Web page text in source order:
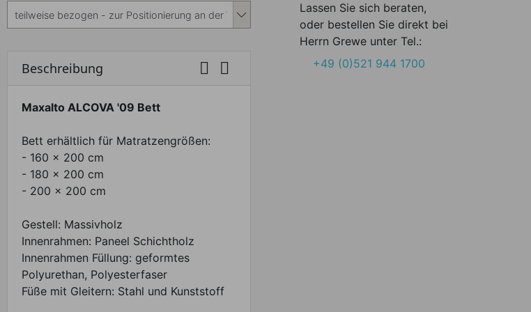
Beschreibung  
Maxalto ALCOVA '09 Bett
Bett erhältlich für Matratzengrößen:
- 160 x 200 cm
- 180 x 200 cm
- 200 x 200 cm
Gestell: Massivholz
Innenrahmen: Paneel Schichtholz
Innenrahmen Füllung: geformtes
Polyurethan, Polyesterfaser
Füße mit Gleitern: Stahl und Kunststoff
Lassen Sie sich beraten,
oder bestellen Sie direkt bei
Herrn Grewe unter Tel.:
+49 (0)521 944 1700